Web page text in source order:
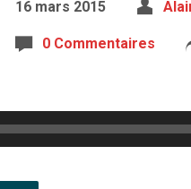
16 mars 2015
0 Commentaires